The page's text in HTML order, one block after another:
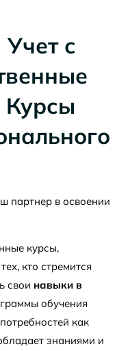
Учет с
Курсы
партнер в освоении
курсы,
кто стремится
свои навыки в
обучения
как
знаниями и